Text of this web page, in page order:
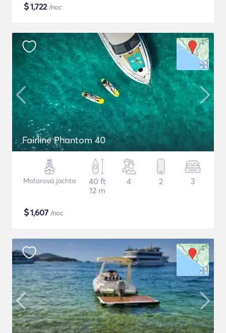
$1,722/noc
Fairline Phantom 40
Motorová jachta
40 ft
12 m
4 2 3
$1,607 /noc